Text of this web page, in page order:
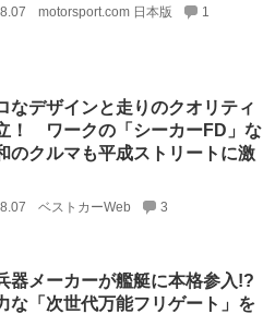
motorsport.com 日本版 1
なデザインと走りのクオリティ
！ ワークの「シーカーFD」な
のクルマも平成ストリートに激
ベストカーWeb 3
器メーカーが艦艇に本格参入!?
な「次世代万能フリゲート」を